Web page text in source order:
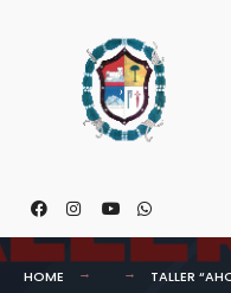
HOME TALLER